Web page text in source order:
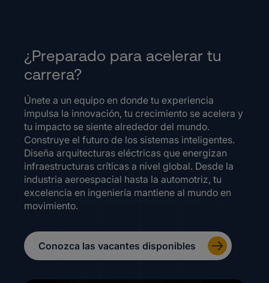
¿Preparado para acelerar tu
carrera?
Únete a un equipo en donde tu experiencia
impulsa la innovación, tu crecimiento se acelera y
tu impacto se siente alrededor del mundo.
Construye el futuro de los sistemas inteligentes.
Diseña arquitecturas eléctricas que energizan
infraestructuras críticas a nivel global. Desde la
industria aeroespacial hasta la automotriz, tu
excelencia en ingeniería mantiene al mundo en
movimiento.
Conozca las vacantes disponibles